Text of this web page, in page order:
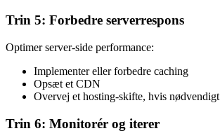
Trin 5: Forbedre serverrespons
Optimer server-side performance:
Implementer eller forbedre caching
Opsæt et CDN
Overvej et hosting-skifte, hvis nødvendigt
Trin 6: Monitorér og iterer